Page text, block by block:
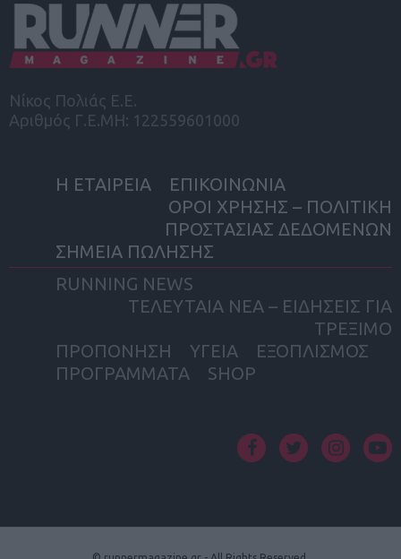
Νίκος Πολιάς Ε.Ε.
Αριθμός Γ.Ε.ΜΗ: 122559601000
Η ΕΤΑΙΡΕΙΑ
ΕΠΙΚΟΙΝΩΝΙΑ
ΟΡΟΙ ΧΡΗΣΗΣ – ΠΟΛΙΤΙΚΗ
ΠΡΟΣΤΑΣΙΑΣ ΔΕΔΟΜΕΝΩΝ
ΣΗΜΕΙΑ ΠΩΛΗΣΗΣ
RUNNING NEWS
ΤΕΛΕΥΤΑΙΑ ΝΕΑ – ΕΙΔΗΣΕΙΣ ΓΙΑ
ΤΡΕΞΙΜΟ
ΠΡΟΠΟΝΗΣΗ
ΥΓΕΙΑ
ΕΞΟΠΛΙΣΜΟΣ
ΠΡΟΓΡΑΜΜΑΤΑ
SHOP